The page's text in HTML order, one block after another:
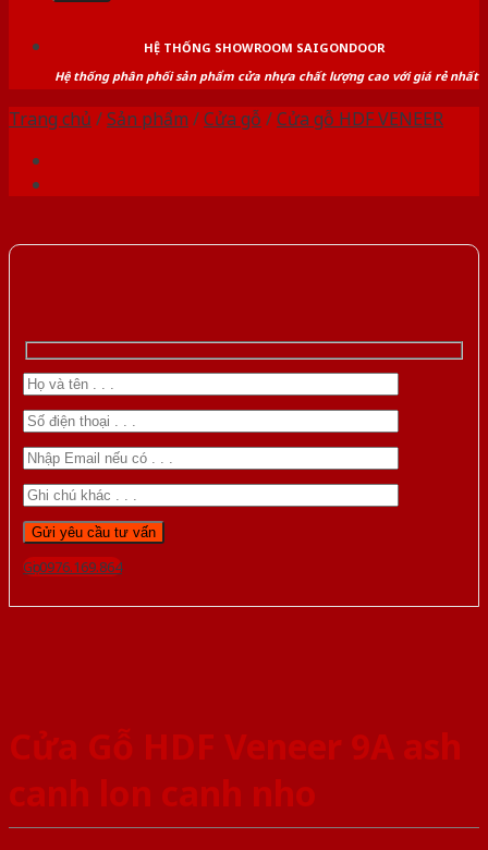
HỆ THỐNG SHOWROOM SAIGONDOOR
Hệ thống phân phối sản phẩm cửa nhựa chất lượng cao với giá rẻ nhất
Trang chủ /Sản phẩm /Cửa gỗ /Cửa gỗ HDF VENEER
Gọi 0976.169.864
Cửa Gỗ HDF Veneer 9A ash
canh lon canh nho